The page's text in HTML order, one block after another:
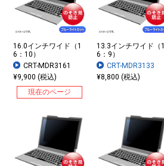
16.0インチワイド（1
6：10）
CRT-MDR3161
¥9,900 (税込)
現在のページ
13.3インチワイド（1
6：9）
CRT-MDR3133
¥8,800 (税込)